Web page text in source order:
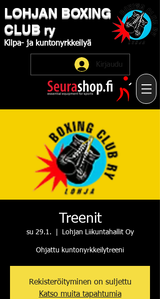
LOHJAN ​BOXING
CLUB ry
Kilpa- ja kuntonyrkkeilyä
Kirjaudu
Treenit
su 29.1. Lohjan Liikuntahallit Oy
Ohjattu kuntonyrkkeilytreeni
Rekisteröityminen on suljettu
Katso muita tapahtumia